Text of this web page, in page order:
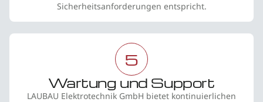
Sicherheitsanforderungen entspricht.
5
Wartung und Support
LAUBAU Elektrotechnik GmbH bietet kontinuierlichen